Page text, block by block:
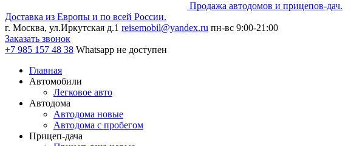
Продажа автодомов и прицепов-дач.
Доставка из Европы и по всей России.
г. Москва, ул.Иркутская д.1 reisemobil@yandex.ru пн-вс 9:00-21:00
Заказать звонок
+7 985 157 48 38 Whatsapp не доступен
Главная
Автомобили
Легковое авто
Автодома
Автодома новые
Автодома с пробегом
Прицеп-дача